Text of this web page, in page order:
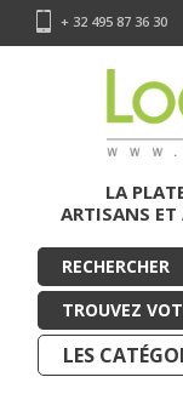
+ 32 495 87 36 30
LA
ARTISANS
TROUVEZ
LES